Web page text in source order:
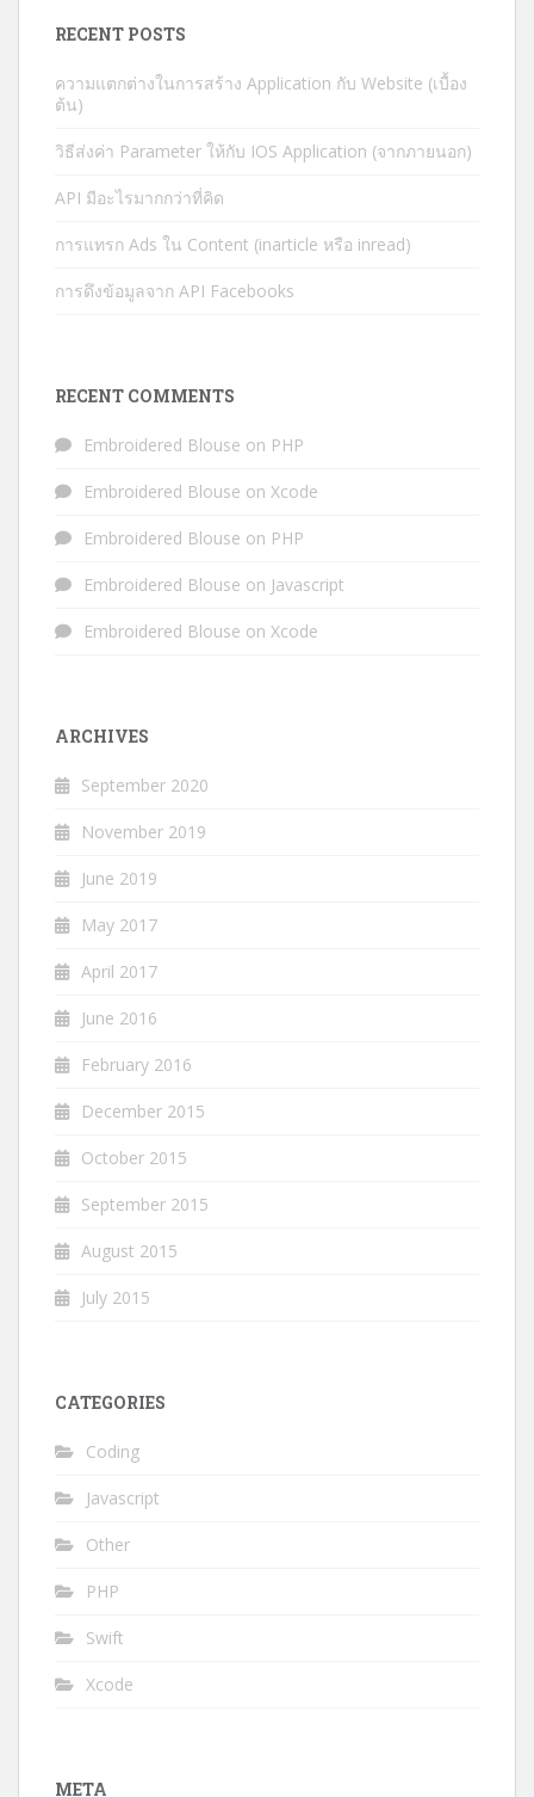
RECENT POSTS
ความแตกต่างในการสร้าง Application กับ Website (เบื้อง
ต้น)
วิธีส่งค่า Parameter ให้กับ IOS Application (จากภายนอก)
API มีอะไรมากกว่าที่คิด
การแทรก Ads ใน Content (inarticle หรือ inread)
การดึงข้อมูลจาก API Facebooks
RECENT COMMENTS
Embroidered Blouse on PHP
Embroidered Blouse on Xcode
Embroidered Blouse on PHP
Embroidered Blouse on Javascript
Embroidered Blouse on Xcode
ARCHIVES
September 2020
November 2019
June 2019
May 2017
April 2017
June 2016
February 2016
December 2015
October 2015
September 2015
August 2015
July 2015
CATEGORIES
Coding
Javascript
Other
PHP
Swift
Xcode
META